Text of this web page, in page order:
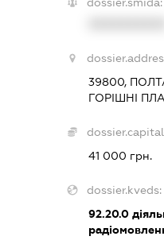
39800,
ГОРІШНІ
41 000 грн.
dossier.kveds:
92.20.0